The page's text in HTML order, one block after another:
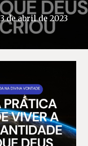
3 de abril de 2023